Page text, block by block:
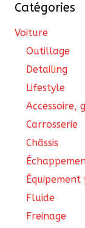
Catégories
Voiture
Outillage
Detailing
Lifestyle
Accessoire,
Carrosserie
Châssis
Fluide
Freinage